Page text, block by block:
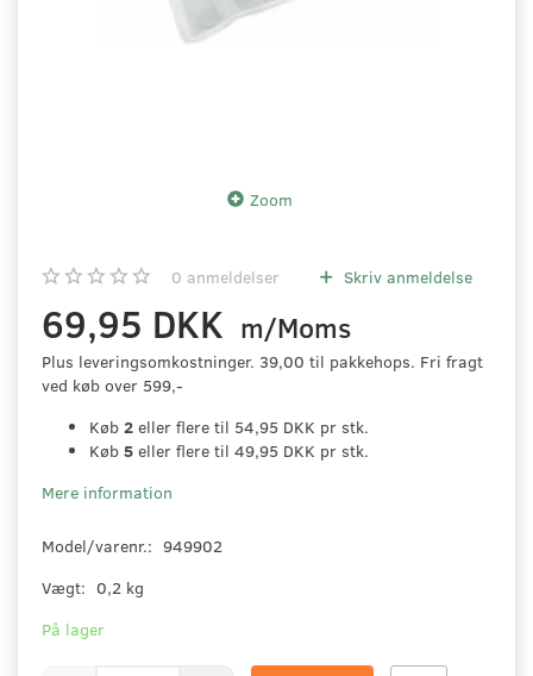
Zoom
0 anmeldelser Skriv anmeldelse
69,95 DKK m/Moms
Plus leveringsomkostninger. 39,00 til pakkehops. Fri fragt
ved køb over 599,-
Køb 2 eller flere til 54,95 DKK pr stk.
Køb 5 eller flere til 49,95 DKK pr stk.
Mere information
Model/varenr.: 949902
Vægt: 0,2 kg
På lager